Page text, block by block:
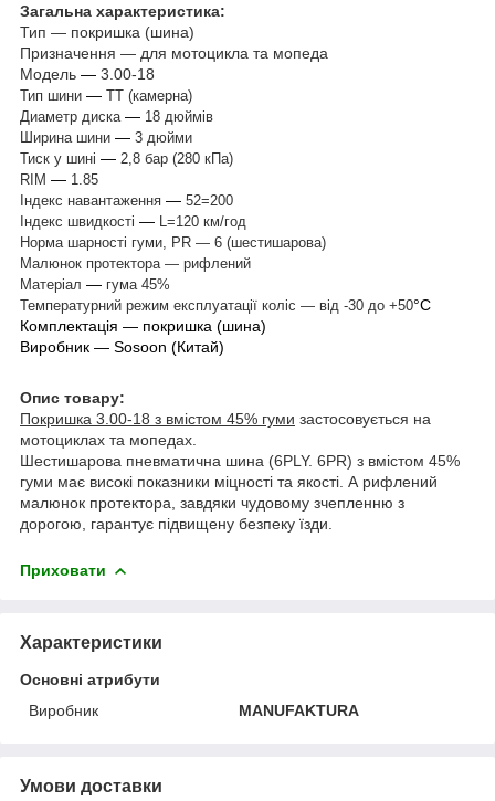
Загальна характеристика:
Тип — покришка (шина)
Призначення — для мотоцикла та мопеда
Модель — 3.00-18
Тип шини — ТТ (камерна)
Диаметр диска — 18 дюймів
Ширина шини — 3 дюйми
Тиск у шині — 2,8 бар (280 кПа)
RIM — 1.85
Індекс навантаження — 52=200
Індекс швидкості — L=120 км/год
Норма шарності гуми, PR — 6 (шестишарова)
Малюнок протектора — рифлений
Матеріал — гума 45%
Температурний режим експлуатації коліс — від -30 до +50°С
Комплектація — покришка (шина)
Виробник — Sosoon (Китай)
Опис товару:
Покришка 3.00-18 з вмістом 45% гуми застосовується на
мотоциклах та мопедах.
Шестишарова пневматична шина (6PLY. 6PR) з вмістом 45%
гуми має високі показники міцності та якості. А рифлений
малюнок протектора, завдяки чудовому зчепленню з
дорогою, гарантує підвищену безпеку їзди.
Приховати
Характеристики
Основні атрибути
Виробник
MANUFAKTURA
Умови доставки